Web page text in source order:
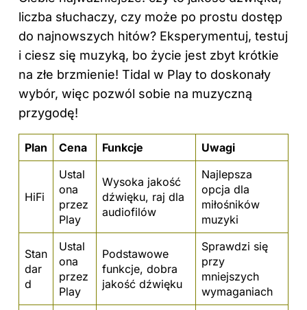
liczba słuchaczy, czy może po prostu dostęp
do najnowszych hitów? Eksperymentuj, testuj
i ciesz się muzyką, bo życie jest zbyt krótkie
na złe brzmienie! Tidal w Play to doskonały
wybór, więc pozwól sobie na muzyczną
przygodę!
Plan Cena Funkcje Uwagi
HiFi
Ustal
ona
przez
Play
Wysoka jakość
dźwięku, raj dla
audiofilów
Najlepsza
opcja dla
miłośników
muzyki
Stan
dar
d
Ustal
ona
przez
Play
Podstawowe
funkcje, dobra
jakość dźwięku
Sprawdzi się
przy
mniejszych
wymaganiach